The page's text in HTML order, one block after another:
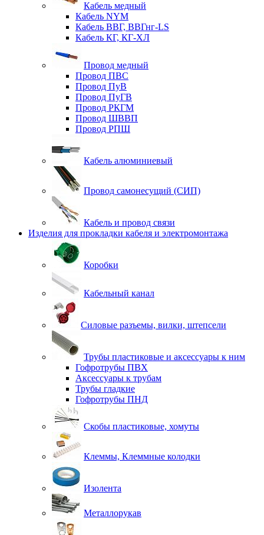
Кабель медный
Кабель NYM
Кабель ВВГ, ВВГнг-LS
Кабель КГ, КГ-ХЛ
Провод медный
Провод ПВС
Провод ПуВ
Провод ПуГВ
Провод РКГМ
Провод ШВВП
Провод РПШ
Кабель алюминиевый
Провод самонесущий (СИП)
Кабель и провод связи
Изделия для прокладки кабеля и электромонтажа
Коробки
Кабельный канал
Силовые разъемы, вилки, штепсели
Трубы пластиковые и аксессуары к ним
Гофротрубы ПВХ
Аксессуары к трубам
Трубы гладкие
Гофротрубы ПНД
Скобы пластиковые, хомуты
Клеммы, Клеммные колодки
Изолента
Металлорукав